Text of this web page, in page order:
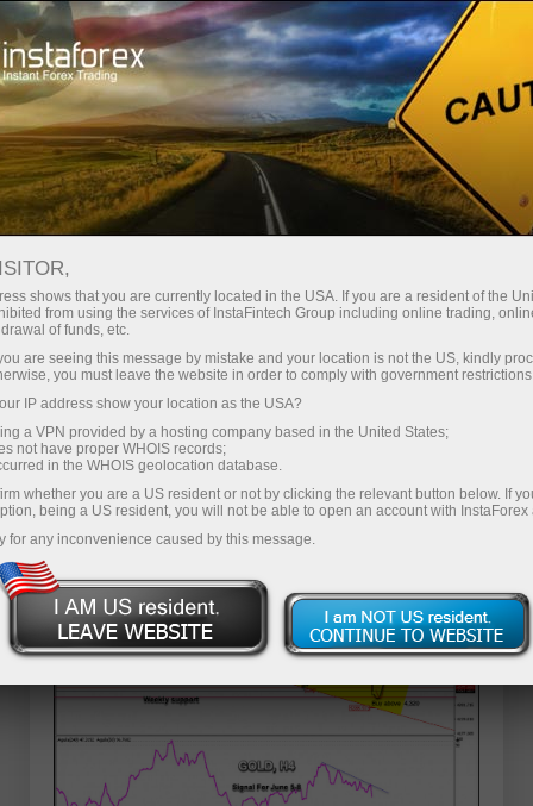
Para Traders Análise Forex
Revisões Analíticas
Technical analysis
05.06.2026 09:04 PM
Sinais de negociação para o OURO de
5 a 8 de junho de 2026: comprar acima
de US$ 4.320 (SMA de 21 – 6/8
Murray)
shows that you are currently located in the USA. If you are a resident of the
from using the services of InstaFintech Group including online trading,
of funds, etc.
are seeing this message by mistake and your location is not the US, kindly
you must leave the website in order to comply with government
IP address show your location as the USA?
a VPN provided by a hosting company based in the United States;
not have proper WHOIS records;
in the WHOIS geolocation database.
whether you are a US resident or not by clicking the relevant button below. If
being a US resident, you will not be able to open an account with InstaForex
for any inconvenience caused by this message.